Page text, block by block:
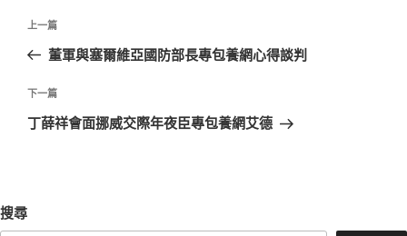
文
導
覽
上
一
文
章
上一篇
董軍與塞爾維亞國防部長專包養網心得談判
下
一
下一篇
丁薛祥會面挪威交際年夜臣專包養網艾德
搜尋